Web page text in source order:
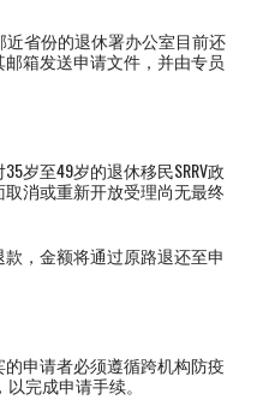
近省份的退休署办公室目前还
箱发送申请文件，并由专员
岁至49岁的退休移民SRRV政
消或重新开放受理尚无最终
，金额将通过原路退还至申
申请者必须遵循跨机构防疫
完成申请手续。